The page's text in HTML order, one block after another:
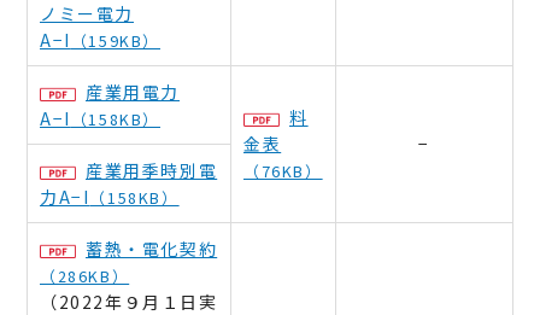
ノミー電力
A−I
（159KB）
産業用電力
A−I
（158KB）
料
金表
（76KB）
−
産業用季時別電
力A−I （158KB）
蓄熱・電化契約
（286KB）
（2022年９月１日実